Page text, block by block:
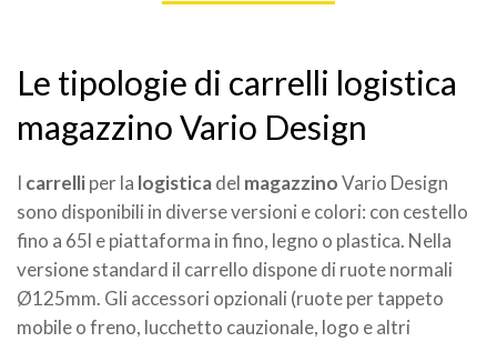
Le tipologie di carrelli logistica
magazzino Vario Design
I carrelliper la logisticadel magazzinoVario Design
sono disponibili in diverse versioni e colori: con cestello
fino a 65l e piattaforma in fino, legno o plastica. Nella
versione standard il carrello dispone di ruote normali
Ø125mm. Gli accessori opzionali (ruote per tappeto
mobile o freno, lucchetto cauzionale, logo e altri